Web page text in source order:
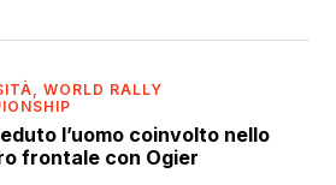
WORLD RALLY
l’uomo coinvolto nello
frontale con Ogier